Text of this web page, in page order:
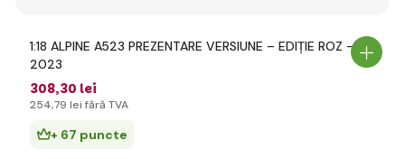
1:18 ALPINE A523 PREZENTARE VERSIUNE – EDIȚIE ROZ –
2023
308,30 lei
254,79 lei fără TVA
+ 67 puncte